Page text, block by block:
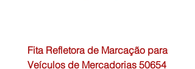
Fita Refletora de Marcação para
Veículos de Mercadorias 50654